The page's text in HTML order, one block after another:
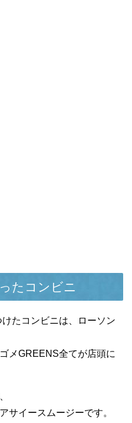
たコンビニ
たコンビニは、ローソン
メGREENS全てが店頭に
サイースムージーです。